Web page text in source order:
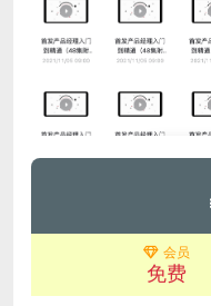
会员
免费